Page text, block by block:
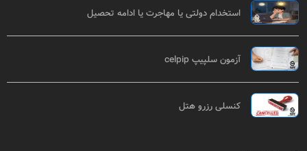
استخدام دولتی یا مهاجرت یا ادامه تحصیل
آزمون سلپیپ celpip
کنسلی رزرو هتل